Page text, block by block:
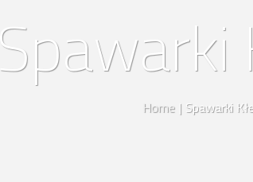
Spawarki
Home | Spawarki